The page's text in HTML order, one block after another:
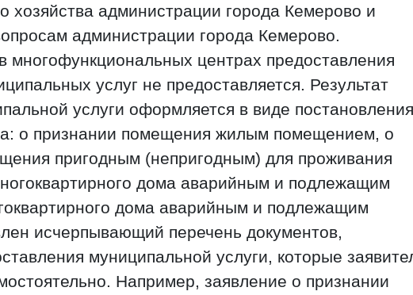
хозяйства администрации города Кемерово и
администрации города Кемерово.
многофункциональных центрах предоставления
услуг не предоставляется. Результат
услуги оформляется в виде постановления
о признании помещения жилым помещением, о
пригодным (непригодным) для проживания
дома аварийным и подлежащим
дома аварийным и подлежащим
исчерпывающий перечень документов,
муниципальной услуги, которые
Например, заявление о признании